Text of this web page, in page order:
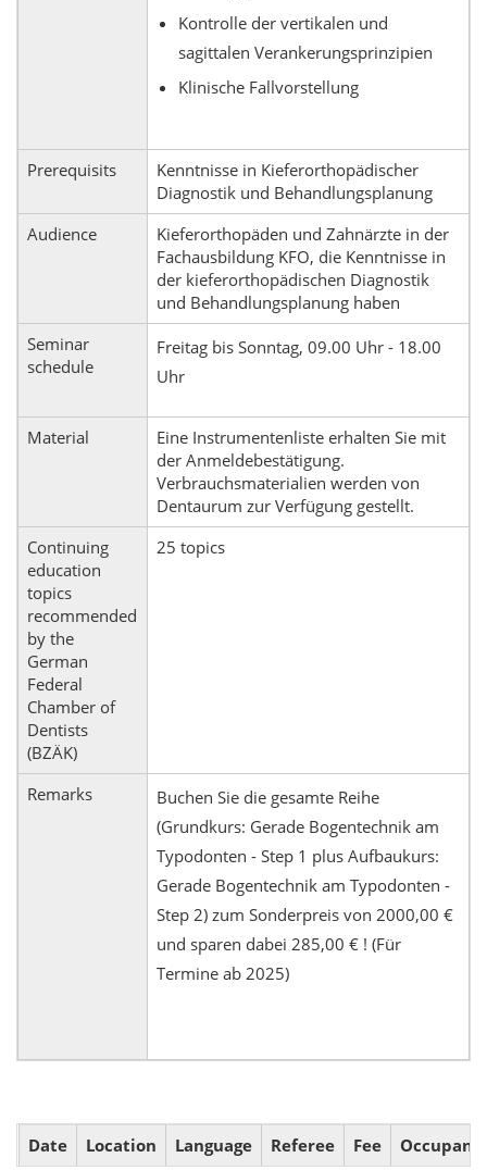
Kontrolle der vertikalen und
sagittalen Verankerungsprinzipien
Klinische Fallvorstellung
Prerequisits
Kenntnisse in Kieferorthopädischer
Diagnostik und Behandlungsplanung
Audience
Kieferorthopäden und Zahnärzte in der
Fachausbildung KFO, die Kenntnisse in
der kieferorthopädischen Diagnostik
und Behandlungsplanung haben
Seminar
schedule
Freitag bis Sonntag, 09.00 Uhr - 18.00
Uhr
Material
Eine Instrumentenliste erhalten Sie mit
der Anmeldebestätigung.
Verbrauchsmaterialien werden von
Dentaurum zur Verfügung gestellt.
Continuing
education
topics
recommended
by the
German
Federal
Chamber of
Dentists
(BZÄK)
25 topics
Remarks
Buchen Sie die gesamte Reihe
(Grundkurs: Gerade Bogentechnik am
Typodonten - Step 1 plus Aufbaukurs:
Gerade Bogentechnik am Typodonten -
Step 2) zum Sonderpreis von 2000,00 €
und sparen dabei 285,00 € ! (Für
Termine ab 2025)
Date Location Language Referee Fee